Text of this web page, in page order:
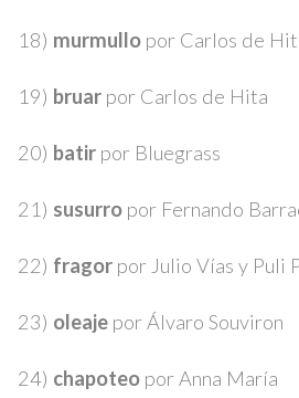
18) murmullo por Carlos de
19) bruar por Carlos de Hita
20) batir por Bluegrass
21) susurro por Fernando
22) fragor por Julio Vías y Puli
23) oleaje por Álvaro Souviron
24) chapoteo por Anna María